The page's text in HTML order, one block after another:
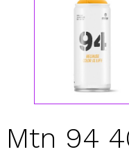
Mtn 94